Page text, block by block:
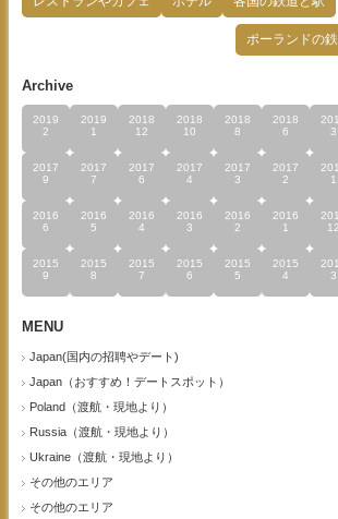
ポーランドの
Archive
2019
2
2019
1
2018
12
2018
10
2018
8
2018
6
3
2017
9
2017
7
2017
6
2017
4
2017
3
2017
2
1
2016
6
2016
5
2016
4
2016
3
2016
2
2016
1
12
2015
9
2015
8
2015
7
2015
6
2015
5
2015
4
3
MENU
Japan(国内の招聘やデート)
Japan（おすすめ！デートスポット）
Poland（渡航・現地より）
Russia（渡航・現地より）
Ukraine（渡航・現地より）
その他のエリア
その他のエリア